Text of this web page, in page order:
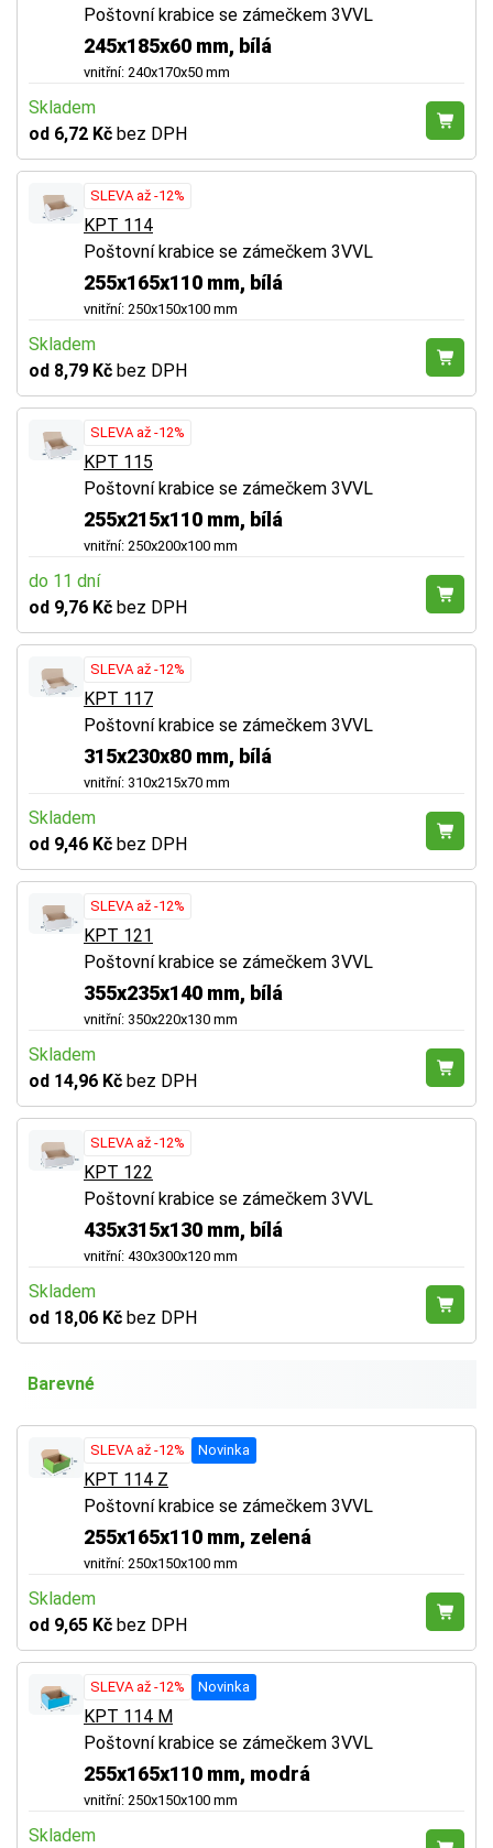
Poštovní krabice se zámečkem 3VVL
245x185x60 mm, bílá
vnitřní: 240x170x50 mm
Skladem
od 6,72 Kč bez DPH
SLEVA až -12%
KPT 114
Poštovní krabice se zámečkem 3VVL
255x165x110 mm, bílá
vnitřní: 250x150x100 mm
Skladem
od 8,79 Kč bez DPH
SLEVA až -12%
KPT 115
Poštovní krabice se zámečkem 3VVL
255x215x110 mm, bílá
vnitřní: 250x200x100 mm
do 11 dní
od 9,76 Kč bez DPH
SLEVA až -12%
KPT 117
Poštovní krabice se zámečkem 3VVL
315x230x80 mm, bílá
vnitřní: 310x215x70 mm
Skladem
od 9,46 Kč bez DPH
SLEVA až -12%
KPT 121
Poštovní krabice se zámečkem 3VVL
355x235x140 mm, bílá
vnitřní: 350x220x130 mm
Skladem
od 14,96 Kč bez DPH
SLEVA až -12%
KPT 122
Poštovní krabice se zámečkem 3VVL
435x315x130 mm, bílá
vnitřní: 430x300x120 mm
Skladem
od 18,06 Kč bez DPH
Barevné
SLEVA až -12% Novinka
KPT 114 Z
Poštovní krabice se zámečkem 3VVL
255x165x110 mm, zelená
vnitřní: 250x150x100 mm
Skladem
od 9,65 Kč bez DPH
SLEVA až -12% Novinka
KPT 114 M
Poštovní krabice se zámečkem 3VVL
255x165x110 mm, modrá
vnitřní: 250x150x100 mm
Skladem